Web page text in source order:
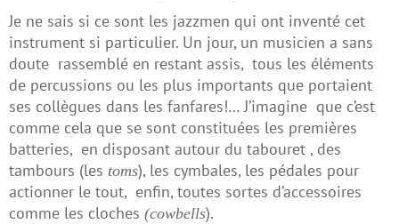
Je ne sais si ce sont les jazzmen qui ont inventé cet
instrument si particulier. Un jour, un musicien a sans
doute rassemblé en restant assis, tous les éléments
de percussions ou les plus importants que portaient
ses collègues dans les fanfares!… J’imagine que c’est
comme cela que se sont constituées les premières
batteries, en disposant autour du tabouret , des
tambours (les toms), les cymbales, les pédales pour
actionner le tout, enfin, toutes sortes d’accessoires
comme les cloches (cowbells).